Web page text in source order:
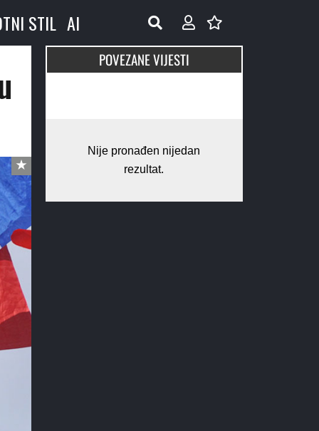
STIL AI
POVEZANE VIJESTI
Nije pronađen nijedan
rezultat.